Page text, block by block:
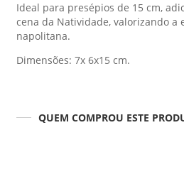
Ideal para presépios de 15 cm,
cena da Natividade, valorizando a
napolitana.
Dimensões: 7x 6x15 cm.
QUEM COMPROU ESTE